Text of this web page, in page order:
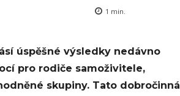
1 min.
úspěšné výsledky nedávno
pro rodiče samoživitele,
skupiny. Tato dobročinná